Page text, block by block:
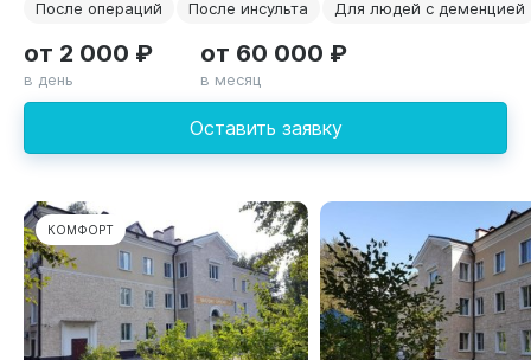
После операций
После инсульта Для людей с деменцией
Оставить заявку
от 2 000 ₽
в день
от 60 000 ₽
в месяц
КОМФОРТ